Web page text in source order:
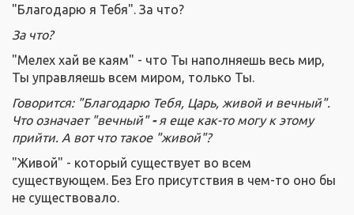
"Благодарю я Тебя". За что?
За что?
"Мелех хай ве каям" - что Ты наполняешь весь мир,
Ты управляешь всем миром, только Ты.
Говорится: "Благодарю Тебя, Царь, живой и вечный".
Что означает "вечный"-я еще как-то могу к этому
прийти. А вот что такое "живой"?
"Живой" - который существует во всем
существующем. Без Его присутствия в чем-то оно бы
не существовало.